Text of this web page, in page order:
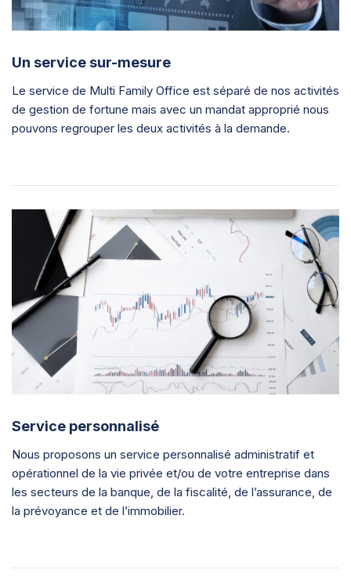
Un service sur-mesure
Le service de Multi Family Office est séparé de nos activités
de gestion de fortune mais avec un mandat approprié nous
pouvons regrouper les deux activités à la demande.
Service personnalisé
Nous proposons un service personnalisé administratif et
opérationnel de la vie privée et/ou de votre entreprise dans
les secteurs de la banque, de la fiscalité, de l’assurance, de
la prévoyance et de l’immobilier.